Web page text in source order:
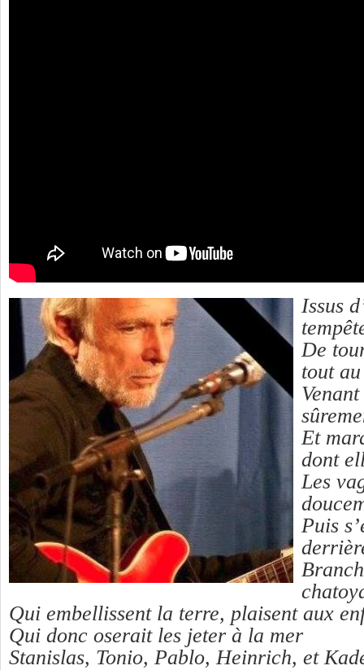
Issus
De
tout
Et
dont
Les
Puis
Qui embellissent la terre, plaisent aux
Qui donc oserait les jeter à la mer
Stanislas, Tonio, Pablo, Heinrich, et